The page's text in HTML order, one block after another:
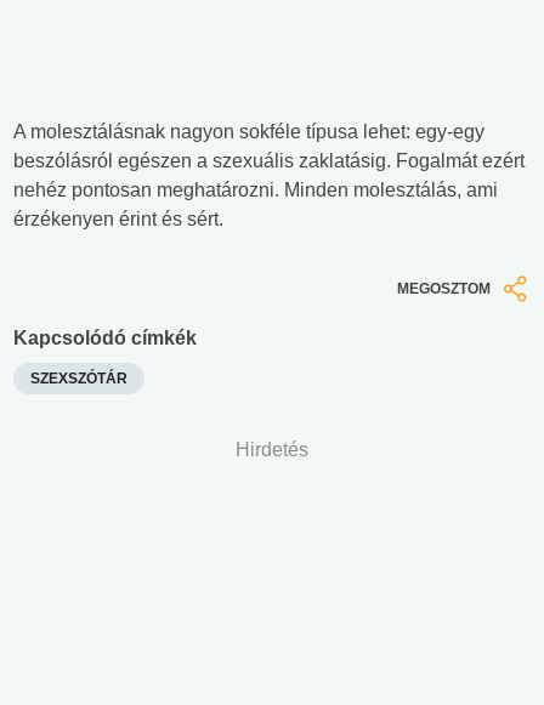
A molesztálásnak nagyon sokféle típusa lehet: egy-egy
beszólásról egészen a szexuális zaklatásig. Fogalmát ezért
nehéz pontosan meghatározni. Minden molesztálás, ami
érzékenyen érint és sért.
MEGOSZTOM
Kapcsolódó címkék
SZEXSZÓTÁR
Hirdetés